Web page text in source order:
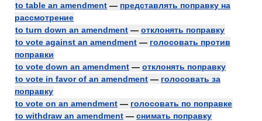
to table an amendment — представлять поправку на
рассмотрение
to turn down an amendment — отклонять поправку
to vote against an amendment — голосовать против
поправки
to vote down an amendment — отклонять поправку
to vote in favor of an amendment — голосовать за
поправку
to vote on an amendment — голосовать по поправке
to withdraw an amendment — снимать поправку